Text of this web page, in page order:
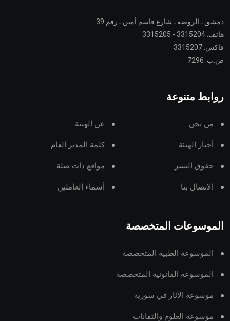
دمشق ـ الروضة ـ شارع قاسم أمين ـ رقم 39
هاتف: 3315204 - 3315205
فاكس: 3315207
ص.ب: 7296
روابط متنوعة
من نحن عن الهيئة
أخبار الهيئة كلمة المدير العام
حقوق النشر مواقع ذات صلة
الاتصال بنا أسماء العاملين
الموسوعات المتخصصة
الموسوعة الطبية المتخصصة
الموسوعة القانونية المتخصصة
موسوعة الآثار في سورية
موسوعة العلوم والتقانات